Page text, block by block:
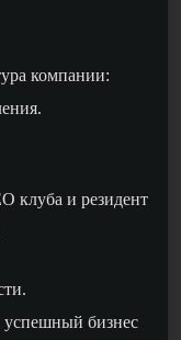
компании:
клуба и резидент
успешный бизнес